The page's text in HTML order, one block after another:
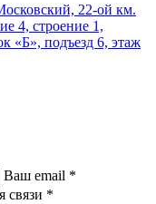
22-ой км.
4, строение 1,
«Б», подъезд 6, этаж
Ваш email *
связи *